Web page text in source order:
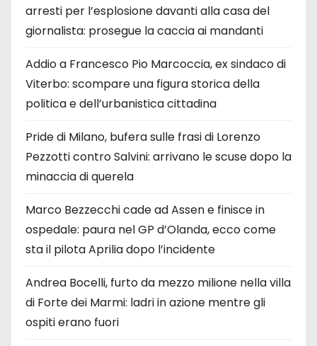
arresti per l’esplosione davanti alla casa del
giornalista: prosegue la caccia ai mandanti
Addio a Francesco Pio Marcoccia, ex sindaco di
Viterbo: scompare una figura storica della
politica e dell’urbanistica cittadina
Pride di Milano, bufera sulle frasi di Lorenzo
Pezzotti contro Salvini: arrivano le scuse dopo la
minaccia di querela
Marco Bezzecchi cade ad Assen e finisce in
ospedale: paura nel GP d’Olanda, ecco come
sta il pilota Aprilia dopo l’incidente
Andrea Bocelli, furto da mezzo milione nella villa
di Forte dei Marmi: ladri in azione mentre gli
ospiti erano fuori